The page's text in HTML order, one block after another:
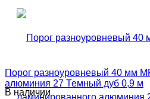
Порог разноуровневый 40 мм
алюминия 27 Темный дуб 0,9 м
В наличии